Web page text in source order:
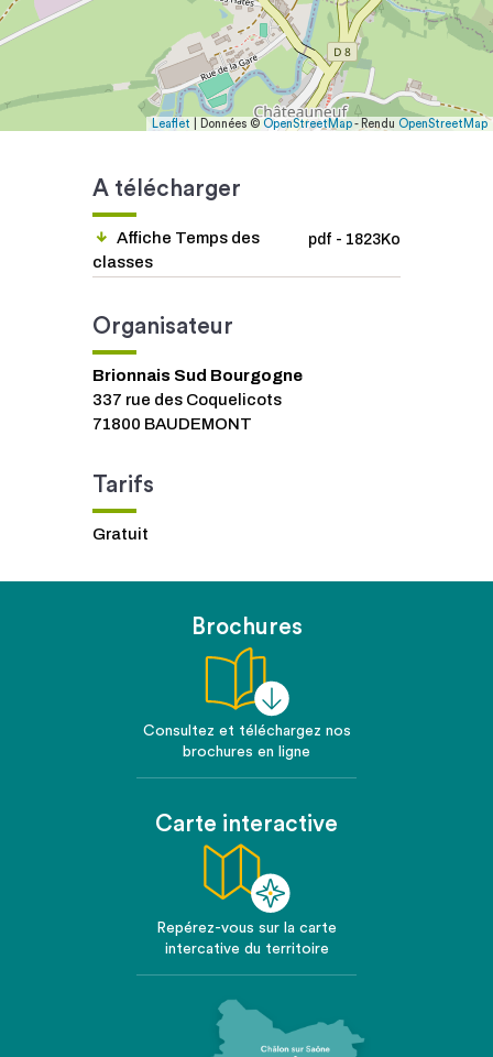
Leaflet | Données © OpenStreetMap- Rendu OpenStreetMap
A télécharger
Affiche Temps des
classes
pdf - 1823Ko
Organisateur
Brionnais Sud Bourgogne
337 rue des Coquelicots
71800 BAUDEMONT
Tarifs
Gratuit
Brochures
Consultez et téléchargez nos
brochures en ligne
Carte interactive
Repérez-vous sur la carte
intercative du territoire